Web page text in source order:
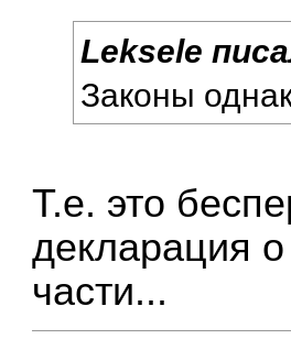
Leksele
Законы
Т.е. это
декларация
части...